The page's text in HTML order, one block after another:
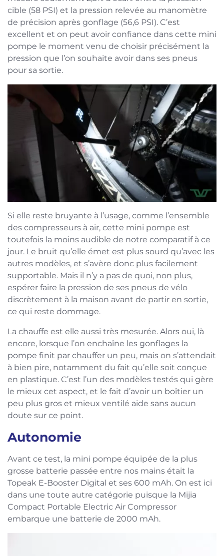
cible (58 PSI) et la pression relevée au manomètre
de précision après gonflage (56,6 PSI). C’est
excellent et on peut avoir confiance dans cette mini
pompe le moment venu de choisir précisément la
pression que l’on souhaite avoir dans ses pneus
pour sa sortie.
Si elle reste bruyante à l’usage, comme l’ensemble
des compresseurs à air, cette mini pompe est
toutefois la moins audible de notre comparatif à ce
jour. Le bruit qu’elle émet est plus sourd qu’avec les
autres modèles, et s’avère donc plus facilement
supportable. Mais il n’y a pas de quoi, non plus,
espérer faire la pression de ses pneus de vélo
discrètement à la maison avant de partir en sortie,
ce qui reste dommage.
La chauffe est elle aussi très mesurée. Alors oui, là
encore, lorsque l’on enchaîne les gonflages la
pompe finit par chauffer un peu, mais on s’attendait
à bien pire, notamment du fait qu’elle soit conçue
en plastique. C’est l’un des modèles testés qui gère
le mieux cet aspect, et le fait d’avoir un boîtier un
peu plus gros et mieux ventilé aide sans aucun
doute sur ce point.
Autonomie
Avant ce test, la mini pompe équipée de la plus
grosse batterie passée entre nos mains était la
Topeak E-Booster Digital et ses 600 mAh. On est ici
dans une toute autre catégorie puisque la Mijia
Compact Portable Electric Air Compressor
embarque une batterie de 2000 mAh.